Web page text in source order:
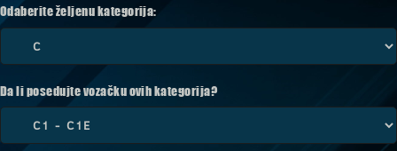
Odaberite željenu kategorija:
Da li posedujte vozačku ovih kategorija?